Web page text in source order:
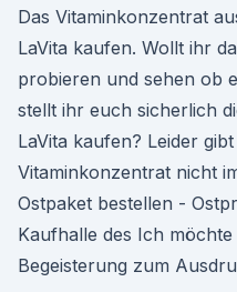
Das Vitaminkonzentrat
LaVita kaufen. Wollt ihr
probieren und sehen ob
stellt ihr euch sicherlich
LaVita kaufen? Leider
Vitaminkonzentrat nicht
Ostpaket bestellen -
Kaufhalle des Ich
Begeisterung zum